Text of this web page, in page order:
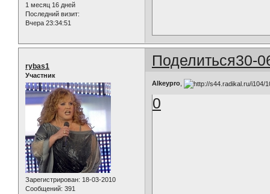
1 месяц 16 дней
Последний визит:
Вчера 23:34:51
Поделиться30-
rybas1
Участник
Зарегистрирован: 18-03-2010
Сообщений: 391
Alkeypro
0